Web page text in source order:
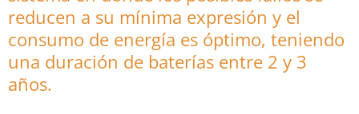
reducen a su mínima expresión y el
consumo de energía es óptimo, teniendo
una duración de baterías entre 2 y 3
años.